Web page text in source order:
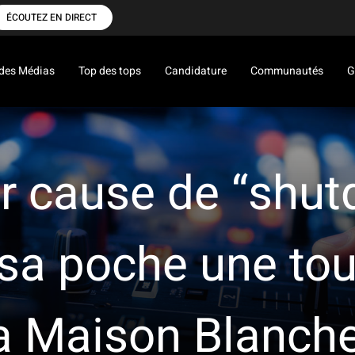
ÉCOUTEZ EN DIRECT
Médias Top des tops Candidature Communautés
cause de
poche une
Maison